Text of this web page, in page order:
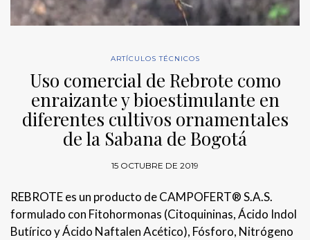
ARTÍCULOS TÉCNICOS
Uso comercial de Rebrote como
enraizante y bioestimulante en
diferentes cultivos ornamentales
de la Sabana de Bogotá
15 OCTUBRE DE 2019
REBROTE es un producto de CAMPOFERT® S.A.S.
formulado con Fitohormonas (Citoquininas, Ácido Indol
Butírico y Ácido Naftalen Acético), Fósforo, Nitrógeno